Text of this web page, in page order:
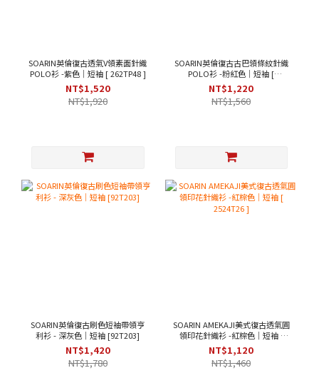
SOARIN英倫復古透氣V領素面針織
POLO衫 -紫色｜短袖 [ 262TP48 ]
NT$1,520
NT$1,920
SOARIN英倫復古古巴領條紋針織
POLO衫 -粉紅色｜短袖 [
262TP45 ]
NT$1,220
NT$1,560
SOARIN英倫復古刷色短袖帶領亨
利衫 - 深灰色｜短袖 [92T203]
NT$1,420
NT$1,780
SOARIN AMEKAJI美式復古透氣圓
領印花針織衫 -紅棕色｜短袖 [
2524T26 ]
NT$1,120
NT$1,460